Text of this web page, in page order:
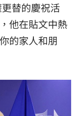
替的慶祝活
他在貼文中熱
的家人和朋